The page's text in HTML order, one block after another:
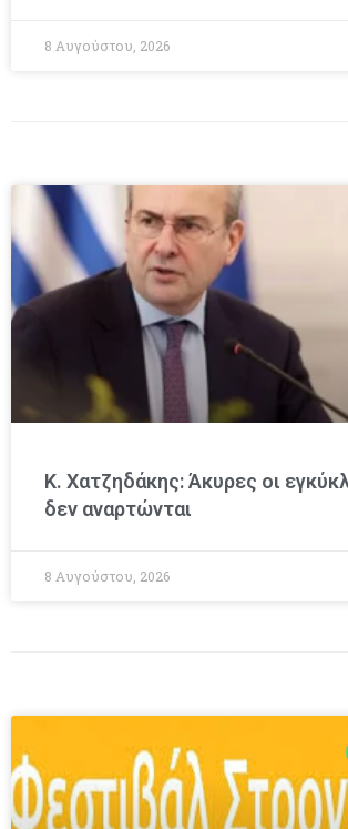
8 Αυγούστου, 2026
Κ. Χατζηδάκης: Άκυρες οι
δεν αναρτώνται
8 Αυγούστου, 2026